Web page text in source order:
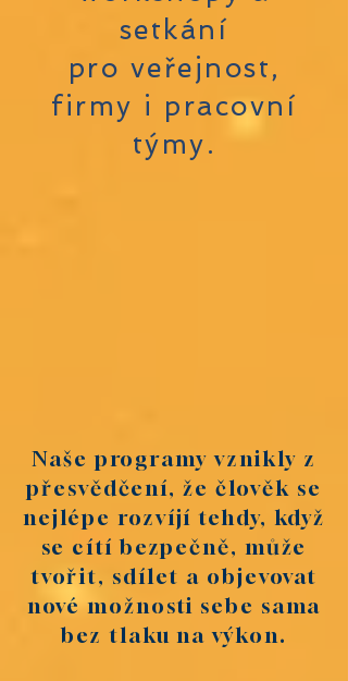
setkání
pro veřejnost,
firmy i pracovní
týmy.
Naše programy vznikly z
přesvědčení, že člověk se
nejlépe rozvíjí tehdy, když
se cítí bezpečně, může
tvořit, sdílet a objevovat
nové možnosti sebe sama
bez tlaku na výkon.